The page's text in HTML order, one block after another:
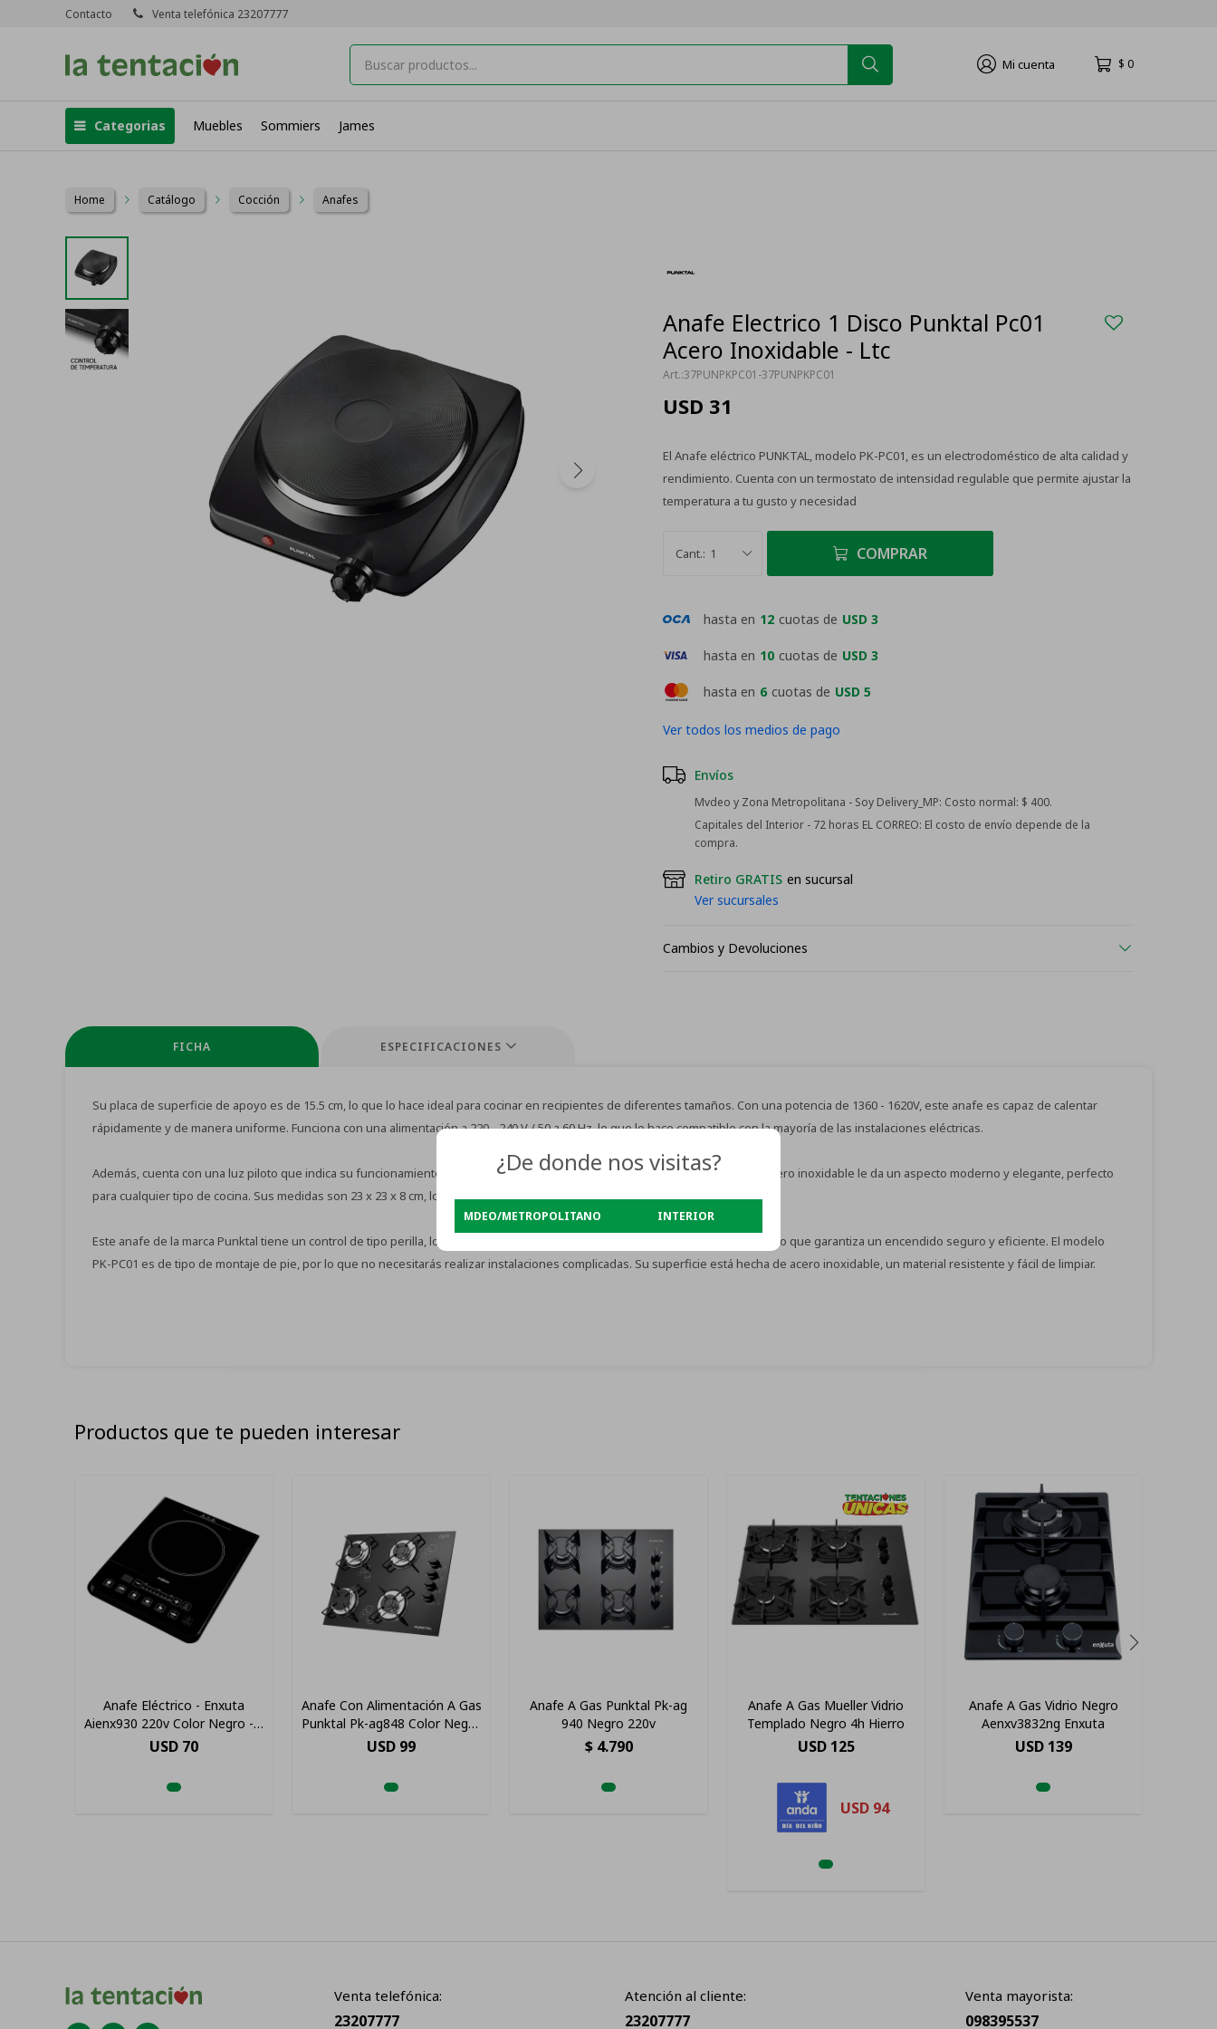
Categorias Muebles Sommiers James
$ 0
Contacto Venta telefónica 23207777
Home Catálogo Cocción Anafes
Anafe Electrico 1 Disco Punktal Pc01
Acero Inoxidable - Ltc
37PUNPKPC01-37PUNPKPC01
USD 31
El Anafe eléctrico PUNKTAL, modelo PK-PC01, es un electrodoméstico de alta calidad y
rendimiento. Cuenta con un termostato de intensidad regulable que permite ajustar la
temperatura a tu gusto y necesidad
1 COMPRAR
hasta en 6 cuotas de USD 5
hasta en 12 cuotas de USD 3
hasta en 10 cuotas de USD 3
Ver todos los medios de pago
Envíos
Mvdeo y Zona Metropolitana - Soy Delivery_MP: Costo normal: $ 400.
Capitales del Interior - 72 horas EL CORREO: El costo de envío depende de la
compra.
Retiro GRATIS en sucursal
Ver sucursales
Cambios y Devoluciones
FICHA ESPECIFICACIONES
Su placa de superficie de apoyo es de 15.5 cm, lo que lo hace ideal para cocinar en recipientes de diferentes tamaños. Con una potencia de 1360 - 1620V, este anafe es capaz de calentar
rápidamente y de manera uniforme. Funciona con una alimentación a 220 - 240 V / 50 a 60 Hz, lo que lo hace compatible con la mayoría de las instalaciones eléctricas.
Además, cuenta con una luz piloto que indica su funcionamiento, para que siempre sepas cuándo está encendido. Su color acero inoxidable le da un aspecto moderno y elegante, perfecto
para cualquier tipo de cocina. Sus medidas son 23 x 23 x 8 cm, lo que lo hace compacto y fácil de ubicar en cualquier espacio.
Este anafe de la marca Punktal tiene un control de tipo perilla, lo que facilita su uso y regulación. Su encendido es electrónico, lo que garantiza un encendido seguro y eficiente. El modelo
PK-PC01 es de tipo de montaje de pie, por lo que no necesitarás realizar instalaciones complicadas. Su superficie está hecha de acero inoxidable, un material resistente y fácil de limpiar.
Productos que te pueden interesar
Anafe Eléctrico - Enxuta
Aienx930 220v Color Negro - 1
Hornalla
USD 70
Anafe Con Alimentación A Gas
Punktal Pk-ag848 Color Negro
4 Hornallas
USD 99
Anafe A Gas Punktal Pk-ag
940 Negro 220v
$ 4.790
Anafe A Gas Mueller Vidrio
Templado Negro 4h Hierro
USD 125
USD 94
Anafe A Gas Vidrio Negro
Aenxv3832ng Enxuta
USD 139
Venta telefónica:
23207777
Atención al cliente:
23207777
Venta mayorista:
098395537
¿De donde nos visitas?
MDEO/METROPOLITANO INTERIOR